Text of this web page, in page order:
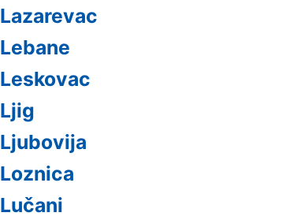
Lazarevac
Lebane
Leskovac
Ljig
Ljubovija
Loznica
Lučani